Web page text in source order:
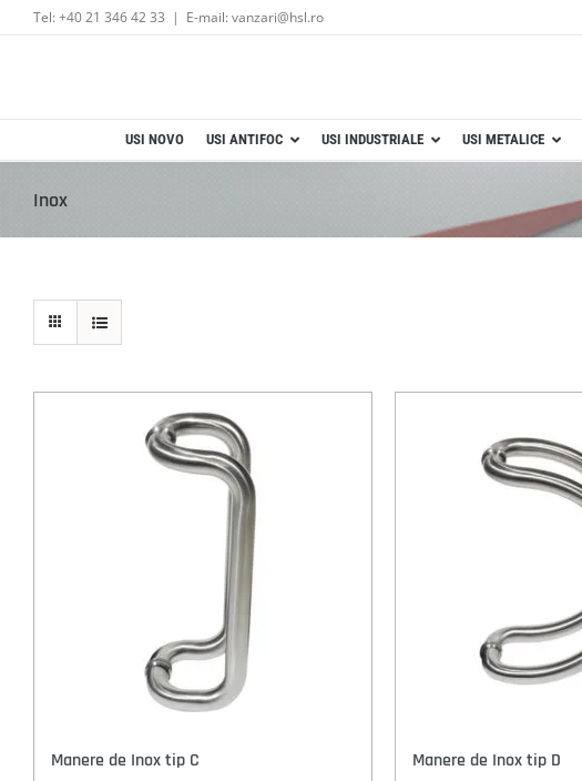
to
Tel: +40 21 346 42 33 | E-mail: vanzari@hsl.ro
USI NOVO USI ANTIFOC USI INDUSTRIALE USI METALICE
Inox
Manere de Inox tip C Manere de Inox tip D